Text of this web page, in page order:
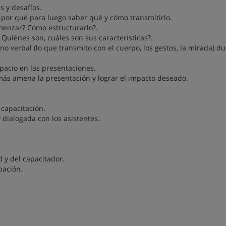
y desafíos.
qué para luego saber qué y cómo transmitirlo.
Cómo estructurarlo?.
son, cuáles son sus características?.
verbal (lo que transmito con el cuerpo, los gestos, la mirada)
en las presentaciones.
amena la presentación y lograr el impacto deseado.
con los asistentes.
y del capacitador.